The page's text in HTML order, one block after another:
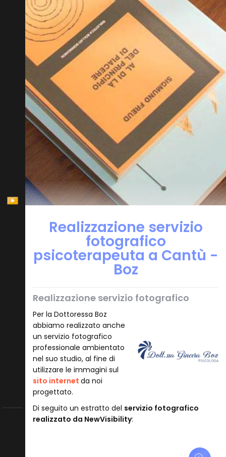
Realizzazione servizio
fotografico
psicoterapeuta a Cantù -
Boz
Realizzazione servizio fotografico
Per la Dottoressa Boz
abbiamo realizzato anche
un servizio fotografico
professionale ambientato
nel suo studio, al fine di
utilizzare le immagini sul
sito internet da noi
progettato.
Di seguito un estratto del servizio fotografico
realizzato da NewVisibility: